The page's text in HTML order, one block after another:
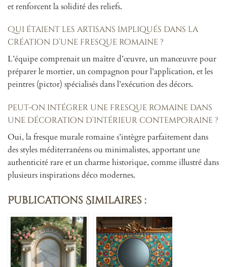
et renforcent la solidité des reliefs.
Qui étaient les artisans impliqués dans la
création d’une fresque romaine ?
L’équipe comprenait un maître d’œuvre, un manœuvre pour
préparer le mortier, un compagnon pour l’application, et les
peintres (pictor) spécialisés dans l’exécution des décors.
Peut-on intégrer une fresque romaine dans
une décoration d’intérieur contemporaine ?
Oui, la fresque murale romaine s’intègre parfaitement dans
des styles méditerranéens ou minimalistes, apportant une
authenticité rare et un charme historique, comme illustré dans
plusieurs inspirations déco modernes.
Publications Similaires :